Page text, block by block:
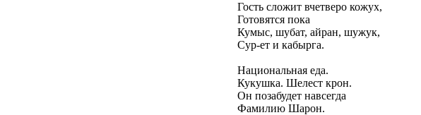
Гость сложит вчетверо кожух,
Готовятся пока
Кумыс, шубат, айран, шужук,
Сур-ет и кабырга.
Национальная еда.
Кукушка. Шелест крон.
Он позабудет навсегда
Фамилию Шарон.